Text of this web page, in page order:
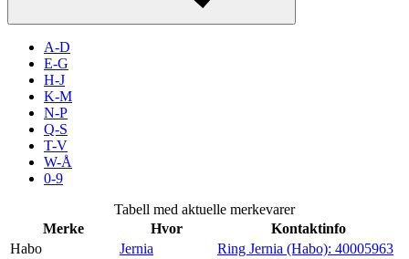
Inspirasjon
Søk
Praktisk informasjon
A-D
E-G
H-J
K-M
N-P
Q-S
T-V
W-Å
0-9
Tabell med aktuelle merkevarer
Merke
Hvor
Kontaktinfo
Habo
Jernia Ring Jernia (Habo): 40005963